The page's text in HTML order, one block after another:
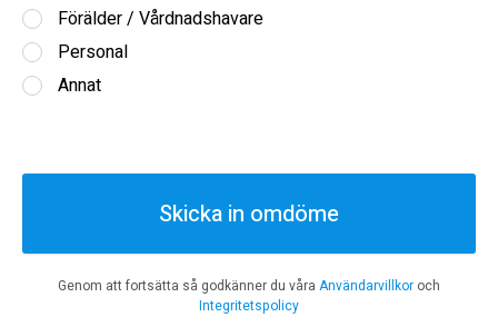
Förälder / Vårdnadshavare
Personal
Annat
Skicka in omdöme
Genom att fortsätta så godkänner du våra Användarvillkor och
Integritetspolicy